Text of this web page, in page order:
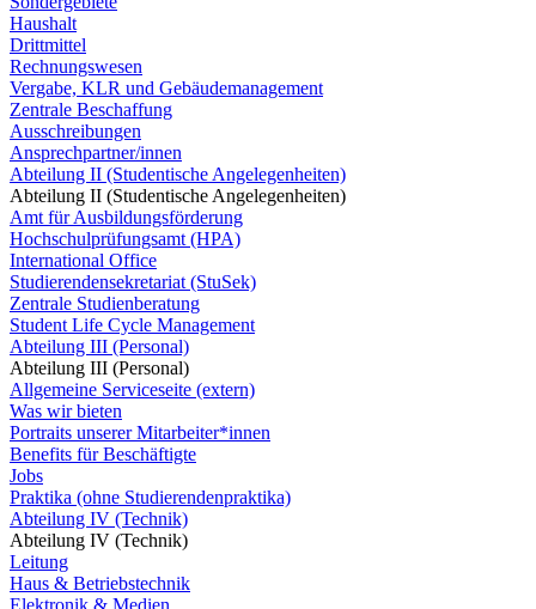
Haushalt
Drittmittel
Rechnungswesen
Vergabe, KLR und Gebäudemanagement
Zentrale Beschaffung
Ausschreibungen
Ansprechpartner/innen
Abteilung II (Studentische Angelegenheiten)
Abteilung II (Studentische Angelegenheiten)
Amt für Ausbildungsförderung
Hochschulprüfungsamt (HPA)
International Office
Studierendensekretariat (StuSek)
Zentrale Studienberatung
Student Life Cycle Management
Abteilung III (Personal)
Abteilung III (Personal)
Allgemeine Serviceseite (extern)
Was wir bieten
Portraits unserer Mitarbeiter*innen
Benefits für Beschäftigte
Jobs
Praktika (ohne Studierendenpraktika)
Abteilung IV (Technik)
Abteilung IV (Technik)
Leitung
Haus & Betriebstechnik
Elektronik & Medien